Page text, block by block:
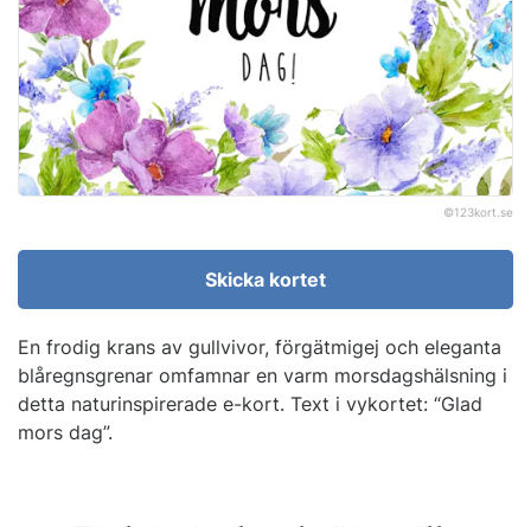
©123kort.se
Skicka kortet
En frodig krans av gullvivor, förgätmigej och eleganta
blåregnsgrenar omfamnar en varm morsdagshälsning i
detta naturinspirerade e-kort. Text i vykortet: “Glad
mors dag”.